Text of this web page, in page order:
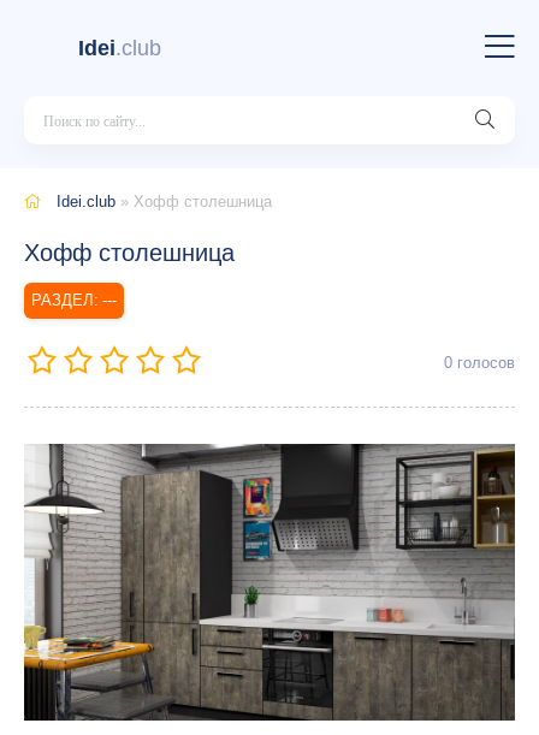
Idei.club
Idei.club » Хофф столешница
Хофф столешница
---
0 голосов